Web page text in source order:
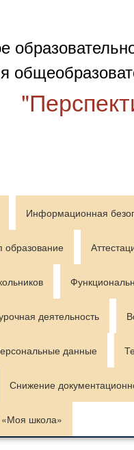
Информационная
образование
деятельность
данные
Снижение
школа»